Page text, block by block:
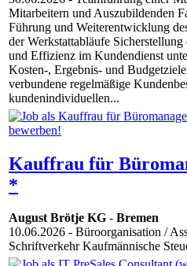
Mitarbeitern und Auszubildenden
Führung und Weiterentwicklung
der Werkstattabläufe
und Effizienz im Kundendienst
Kosten-, Ergebnis- und
verbundene regelmäßige
kundenindividuellen...
Kauffrau für
*
August Brötje KG - Bremen
10.06.2026 - Büroorganisation /
Schriftverkehr Kaufmännische